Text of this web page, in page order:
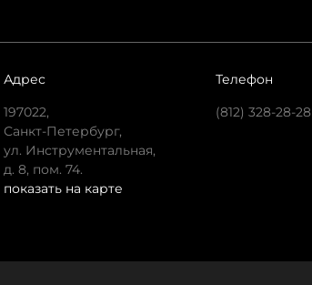
Адрес
197022,
Санкт-Петербург,
ул. Инструментальная,
д. 8, пом. 74.
показать на карте
Телефон
(812) 328-28-28